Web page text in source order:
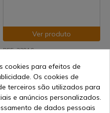
Ver produto
REF: 33916
Cartão multiuso com corda
BARBARIC
Envio de 7-15 dias
2,60 €
cookies para efeitos de
Os cookies de
terceiros são utilizados para
e anúncios personalizados.
de dados pessoais